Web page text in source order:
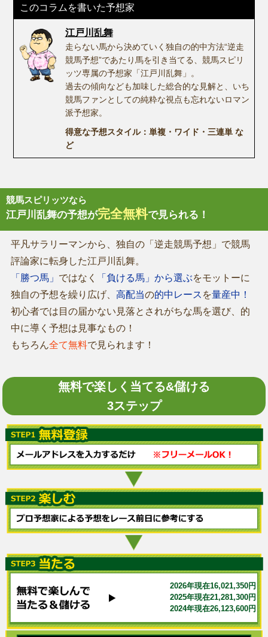
このコラムを書いた予想家
江戸川乱舞
走らない馬から決めていく独自の的中方法“逆走
競馬予想”であたり馬を引き当てる、競馬スピリ
ッツ専属の予想家「江戸川乱舞」。
過去の傾向なども加味した総合的な見解と、いち
競馬ファンとしての純粋な視点も忘れないロマン
派予想家。
得意な予想スタイル：単複・ワイド・三連単 な
ど
競馬スピリッツなら
江戸川乱舞の予想が完全無料で見られる！
平凡サラリーマンから、独自の「逆走競馬予想」で競馬
評論家に転身した江戸川乱舞。
「勝つ馬」 ではなく 「負ける馬」から選ぶをモットーに
独自の予想を繰り広げ、 高配当の的中レース を量産中！
初心者では目の届かない見落とされがちな馬を選び、的
中に導く予想は見事なもの！
もちろん全て無料で見られます！
無料で楽しく当てる&儲ける
3ステップ
2026年現在16,021,350円
2025年現在21,281,300円
2024年現在26,123,600円